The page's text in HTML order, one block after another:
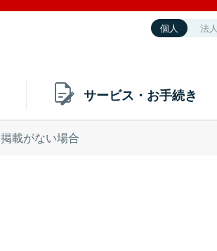
個人 法人
サービス・お手続き
掲載がない場合